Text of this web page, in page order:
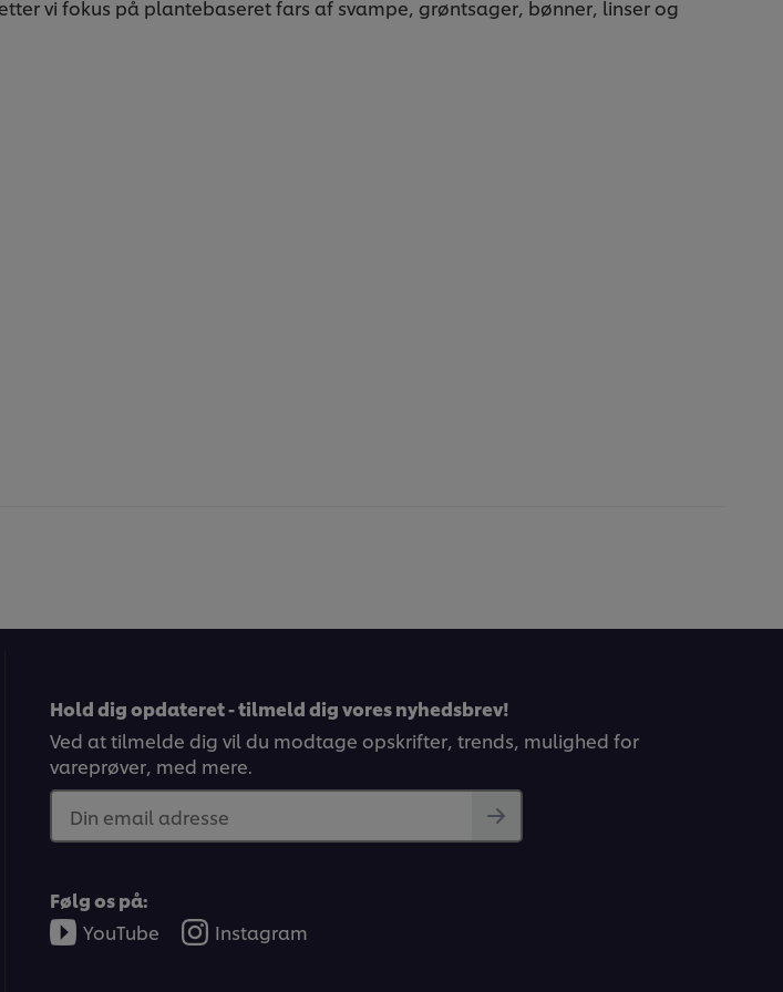
vi fokus på plantebaseret fars af svampe, grøntsager, bønner, linser og
Hold dig opdateret - tilmeld dig vores nyhedsbrev!
Ved at tilmelde dig vil du modtage opskrifter, trends, mulighed for
vareprøver, med mere.
Din email adresse
Følg os på:
YouTube
Instagram